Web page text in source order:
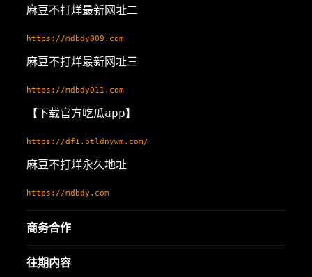
麻豆不打烊最新网址二
https://mdbdy009.com
麻豆不打烊最新网址三
https://mdbdy011.com
【下载官方吃瓜app】
https://df1.btldnywm.com/
麻豆不打烊永久地址
https://mdbdy.com
商务合作
往期内容